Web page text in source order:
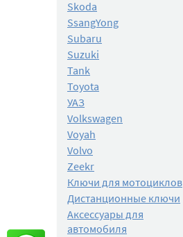
Skoda
SsangYong
Subaru
Suzuki
Tank
Toyota
УАЗ
Volkswagen
Voyah
Volvo
Zeekr
Ключи для мотоциклов
Дистанционные ключи
Аксессуары для
автомобиля